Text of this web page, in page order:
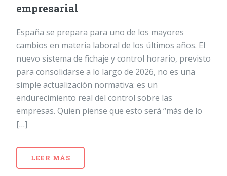
empresarial
España se prepara para uno de los mayores
cambios en materia laboral de los últimos años. El
nuevo sistema de fichaje y control horario, previsto
para consolidarse a lo largo de 2026, no es una
simple actualización normativa: es un
endurecimiento real del control sobre las
empresas. Quien piense que esto será “más de lo
[…]
LEER MÁS